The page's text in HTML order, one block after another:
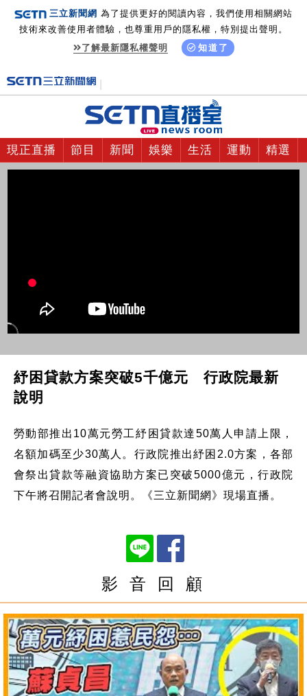
三立新聞網 為了提供更好的閱讀內容，我們使用相關網站
技術來改善使用者體驗，也尊重用戶的隱私權，特別提出聲明。
了解最新隱私權聲明
知道了
現正直播 節目 新聞 娛樂 生活 運動 精選
紓困貸款方案突破5千億元 行政院最新
說明
勞動部推出10萬元勞工紓困貸款達50萬人申請上限，
名額加碼至少30萬人。行政院推出紓困2.0方案，各部
會祭出貸款等融資協助方案已突破5000億元，行政院
下午將召開記者會說明。《三立新聞網》現場直播。
影 音 回 顧